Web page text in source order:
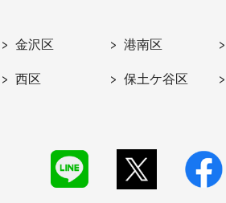
金沢区 港南区
西区 保土ケ谷区